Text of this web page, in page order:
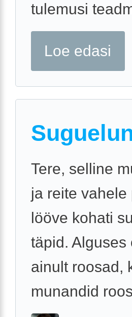
tulemusi
Loe edasi
Tere, selline
ja reite
lööve kohati
täpid.
ainult roosad,
munandid